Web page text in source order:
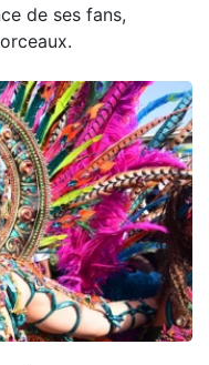
de ses fans,